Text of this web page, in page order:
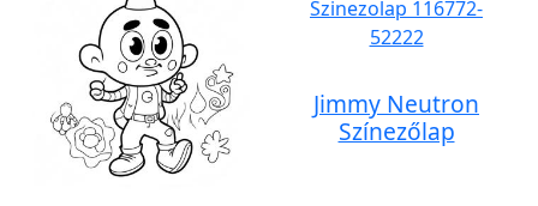
Jimmy Neutron
Színezőlap